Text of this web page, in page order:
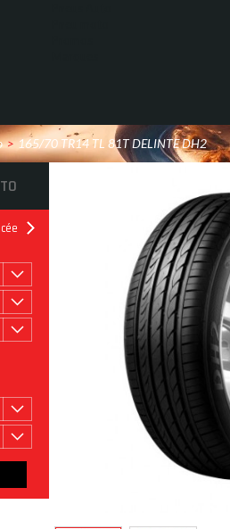
> 165/70 TR14 TL 81T DELINTE DH2
ROULAGE À PLAT